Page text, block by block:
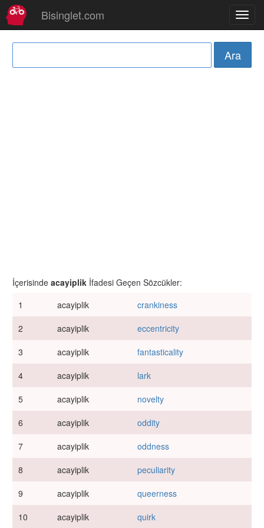
Bisinglet.com
İçerisinde acayiplik İfadesi Geçen Sözcükler:
1
acayiplik
crankiness
2
acayiplik
eccentricity
3
acayiplik
fantasticality
4
acayiplik
lark
5
acayiplik
novelty
6
acayiplik
oddity
7
acayiplik
oddness
8
acayiplik
peculiarity
9
acayiplik
queerness
10
acayiplik quirk